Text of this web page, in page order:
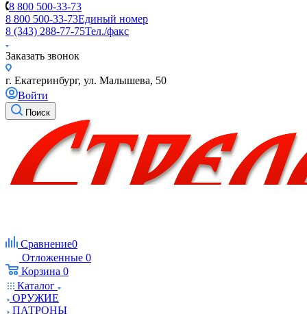
8 800 500-33-73
8 800 500-33-73Единый номер
8 (343) 288-77-75Тел./факс
Заказать звонок
г. Екатеринбург, ул. Малышева, 50
Войти
Поиск
Сравнение0
Отложенные 0
Корзина 0
Каталог
ОРУЖИЕ
ПАТРОНЫ